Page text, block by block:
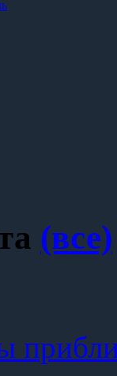
(все)